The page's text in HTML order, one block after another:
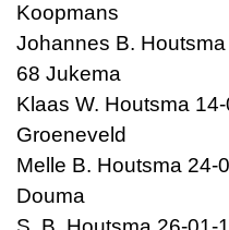
Koopmans
Johannes B.
68 Jukema
Klaas W. Houtsma
Groeneveld
Melle B. Houtsma 24-
Douma